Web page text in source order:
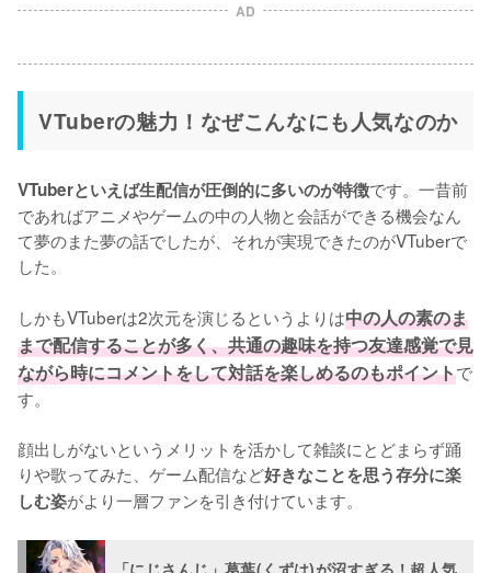
AD
VTuberの魅力！なぜこんなにも人気なのか
VTuberといえば生配信が圧倒的に多いのが特徴です。一昔前
であればアニメやゲームの中の人物と会話ができる機会なん
て夢のまた夢の話でしたが、それが実現できたのがVTuberで
した。
しかもVTuberは2次元を演じるというよりは中の人の素のま
まで配信することが多く、共通の趣味を持つ友達感覚で見
ながら時にコメントをして対話を楽しめるのもポイントで
す。
顔出しがないというメリットを活かして雑談にとどまらず踊
りや歌ってみた、ゲーム配信など好きなことを思う存分に楽
しむ姿がより一層ファンを引き付けています。